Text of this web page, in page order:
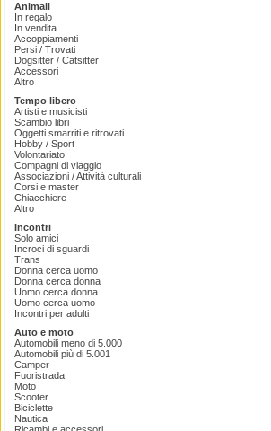
Animali
In regalo
In vendita
Accoppiamenti
Persi / Trovati
Dogsitter / Catsitter
Accessori
Altro
Tempo libero
Artisti e musicisti
Scambio libri
Oggetti smarriti e ritrovati
Hobby / Sport
Volontariato
Compagni di viaggio
Associazioni / Attività culturali
Corsi e master
Chiacchiere
Altro
Incontri
Solo amici
Incroci di sguardi
Trans
Donna cerca uomo
Donna cerca donna
Uomo cerca donna
Uomo cerca uomo
Incontri per adulti
Auto e moto
Automobili meno di 5.000
Automobili più di 5.001
Camper
Fuoristrada
Moto
Scooter
Biciclette
Nautica